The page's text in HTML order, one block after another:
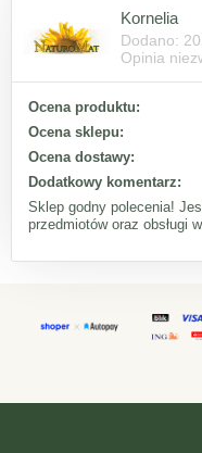
Kornelia
Dodano:
Opinia
Ocena produktu:
Ocena sklepu:
Ocena dostawy:
Dodatkowy komentarz:
Sklep godny polecenia!
przedmiotów oraz obsługi